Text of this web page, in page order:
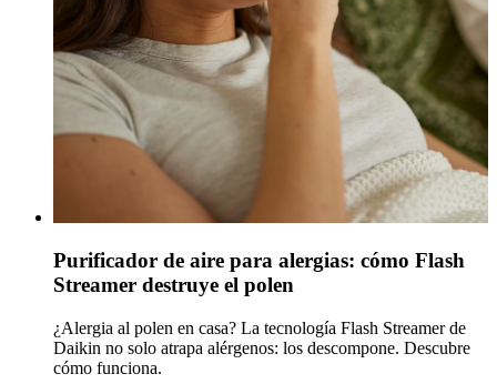
Purificador de aire para alergias: cómo Flash
Streamer destruye el polen
¿Alergia al polen en casa? La tecnología Flash Streamer de
Daikin no solo atrapa alérgenos: los descompone. Descubre
cómo funciona.